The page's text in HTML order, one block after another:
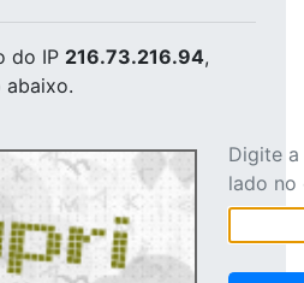
do IP 216.73.216.94,
abaixo.
Digite
lado no